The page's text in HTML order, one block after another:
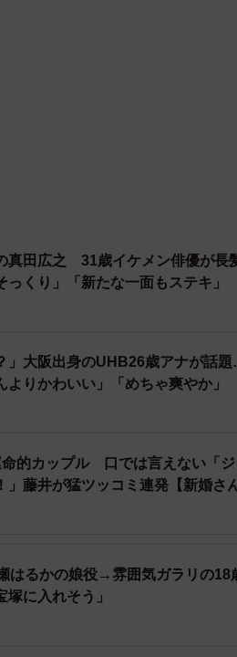
真田広之 31歳イケメン俳優が長
くり」「新たな一面もステキ」
」大阪出身のUHB26歳アナが話
りかわいい」「めちゃ爽やか」
的カップル 口では言えない「ジ
藤井が猛ツッコミ連発【新婚さん
はるかの娘役→雰囲気ガラリの18
に入れそう」